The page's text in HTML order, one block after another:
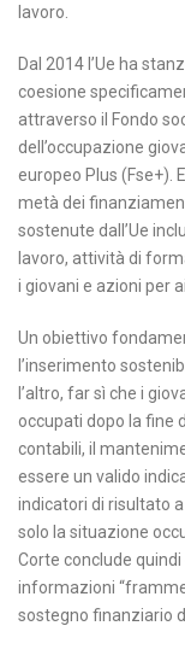
lavoro.
Dal 2014 l’Ue ha
coesione
attraverso il Fondo
dell’occupazione
europeo Plus (Fse+).
metà dei
sostenute dall’Ue
lavoro, attività di
i giovani e azioni per
Un obiettivo
l’inserimento
l’altro, far sì che i
occupati dopo la fine
contabili, il
essere un valido
indicatori di risultato
solo la situazione
Corte conclude
informazioni
sostegno finanziario